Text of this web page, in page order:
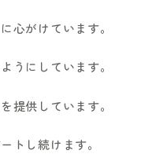
心がけています。
うにしています。
提供しています。
トし続けます。